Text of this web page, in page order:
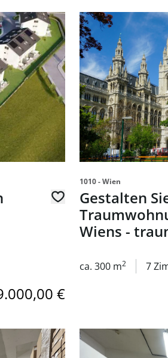
Straßwalchen
€
Link zur Seite
1010 - Wien
Gestalten
Wiens -
Rathaus - zu
ca. 300 m2 7
zu mieten Link zur Seite